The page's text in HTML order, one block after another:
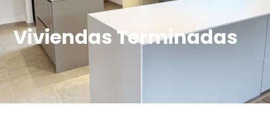
Viviendas Terminadas